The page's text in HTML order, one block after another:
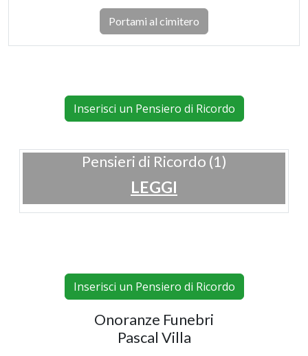
Portami al cimitero
Inserisci un Pensiero di Ricordo
Pensieri di Ricordo (1)
LEGGI
Inserisci un Pensiero di Ricordo
Onoranze Funebri
Pascal Villa